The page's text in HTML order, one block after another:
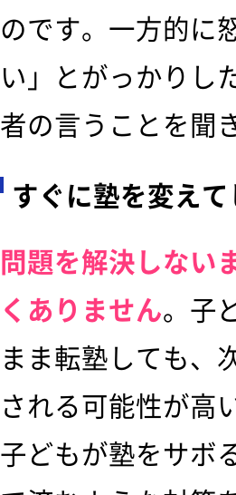
のです。一方的に
い」とがっかりし
者の言うことを聞
すぐに塾を変えて
問題を解決しない
くありません。子
まま転塾しても、
される可能性が高
子どもが塾をサボ